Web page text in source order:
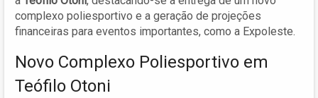
complexo poliesportivo e a geração de projeções
financeiras para eventos importantes, como a Expoleste.
Novo Complexo Poliesportivo em
Teófilo Otoni